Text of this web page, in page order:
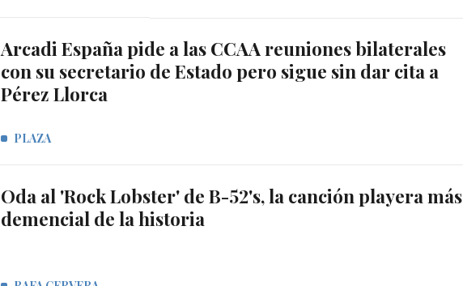
Arcadi España pide a las CCAA reuniones bilaterales
con su secretario de Estado pero sigue sin dar cita a
Pérez Llorca
PLAZA
Oda al 'Rock Lobster' de B-52's, la canción playera más
demencial de la historia